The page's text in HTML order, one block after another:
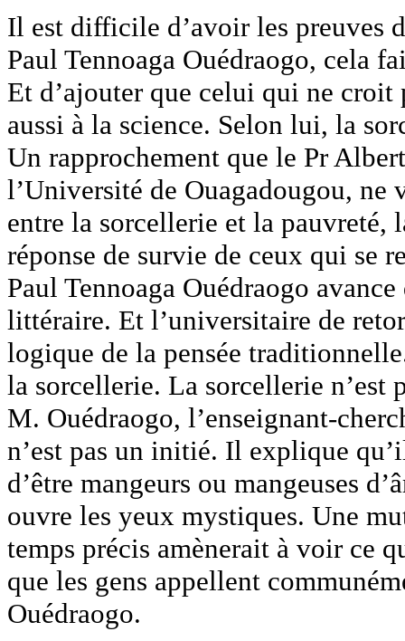
Il est difficile d’avoir les preuves
Paul Tennoaga Ouédraogo, cela
Et d’ajouter que celui qui ne
aussi à la science. Selon lui, la
Un rapprochement que le Pr
l’Université de Ouagadougou,
entre la sorcellerie et la pauvreté,
réponse de survie de ceux qui se
Paul Tennoaga Ouédraogo
littéraire. Et l’universitaire de
logique de la pensée
la sorcellerie. La sorcellerie n’est
M. Ouédraogo, l’enseignant-
n’est pas un initié. Il explique
d’être mangeurs ou mangeuses
ouvre les yeux mystiques. Une
temps précis amènerait à voir ce
que les gens appellent
Ouédraogo.